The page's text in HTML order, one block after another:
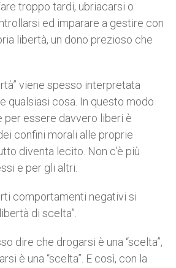
troppo tardi, ubriacarsi o
ed imparare a gestire con
libertà, un dono prezioso che
viene spesso interpretata
qualsiasi cosa. In questo modo
per essere davvero liberi è
confini morali alle proprie
diventa lecito. Non c’è più
e per gli altri.
comportamenti negativi si
di scelta”.
dire che drogarsi è una “scelta”,
è una “scelta”. E così, con la